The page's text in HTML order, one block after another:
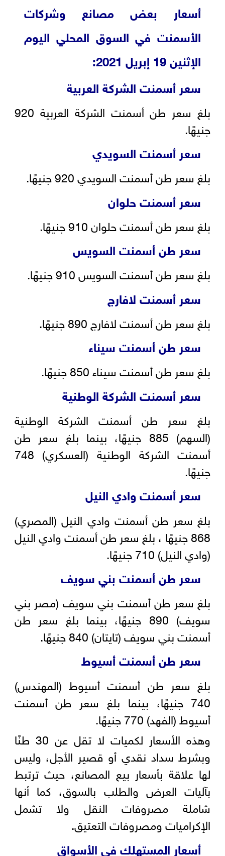
أسعار بعض مصانع وشركات
الأسمنت في السوق المحلي اليوم
الإثنين 19 إبريل 2021:
سعر أسمنت الشركة العربية
بلغ سعر طن أسمنت الشركة العربية 920
جنيهًا.
سعر أسمنت السويدي
بلغ سعر طن أسمنت السويدي 920 جنيهًا.
سعر أسمنت حلوان
بلغ سعر طن أسمنت حلوان 910 جنيهًا.
سعر طن أسمنت السويس
بلغ سعر طن أسمنت السويس 910 جنيهًا.
سعر أسمنت لافارج
بلغ سعر طن أسمنت لافارج 890 جنيهًا.
سعر طن أسمنت سيناء
بلغ سعر طن أسمنت سيناء 850 جنيهًا.
سعر أسمنت الشركة الوطنية
بلغ سعر طن أسمنت الشركة الوطنية
(السهم) 885 جنيهًا، بينما بلغ سعر طن
أسمنت الشركة الوطنية (العسكري) 748
جنيهًا.
سعر أسمنت وادي النيل
بلغ سعر طن أسمنت وادي النيل (المصري)
868 جنيهًا ، بلغ سعر طن أسمنت وادي النيل
(وادي النيل) 710 جنيهًا.
سعر طن أسمنت بني سويف
بلغ سعر طن أسمنت بني سويف (مصر بني
سويف) 890 جنيهًا، بينما بلغ سعر طن
أسمنت بني سويف (تايتان) 840 جنيهًا.
سعر طن أسمنت أسيوط
بلغ سعر طن أسمنت أسيوط (المهندس)
740 جنيهًا، بينما بلغ سعر طن أسمنت
أسيوط (الفهد) 770 جنيهًا.
وهذه الأسعار لكميات لا تقل عن 30 طنًا
وبشرط سداد نقدي أو قصير الأجل، وليس
لها علاقة بأسعار بيع المصانع، حيث ترتبط
بآليات العرض والطلب بالسوق، كما أنها
شاملة مصروفات النقل ولا تشمل
الإكراميات ومصروفات التعتيق.
أسعار المستهلك في الأسواق